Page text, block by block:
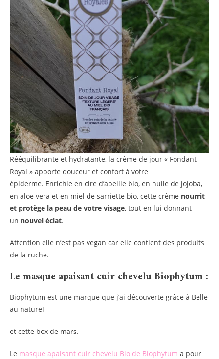
Rééquilibrante et hydratante, la crème de jour « Fondant
Royal » apporte douceur et confort à votre
épiderme. Enrichie en cire d’abeille bio, en huile de jojoba,
en aloe vera et en miel de sarriette bio, cette crème nourrit
et protège la peau de votre visage, tout en lui donnant
un nouvel éclat.
Attention elle n’est pas vegan car elle contient des produits
de la ruche.
Le masque apaisant cuir chevelu Biophytum :
Biophytum est une marque que j’ai découverte grâce à Belle
au naturel
et cette box de mars.
Le masque apaisant cuir chevelu Bio de Biophytum a pour